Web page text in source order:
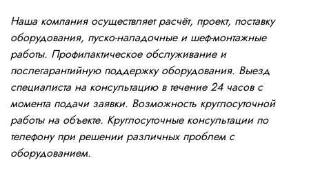
Наша компания осуществляет расчёт, проект, поставку
оборудования, пуско-наладочные и шеф-монтажные
работы. Профилактическое обслуживание и
послегарантийную поддержку оборудования. Выезд
специалиста на консультацию в течение 24 часов с
момента подачи заявки. Возможность круглосуточной
работы на объекте. Круглосуточные консультации по
телефону при решении различных проблем с
оборудованием.